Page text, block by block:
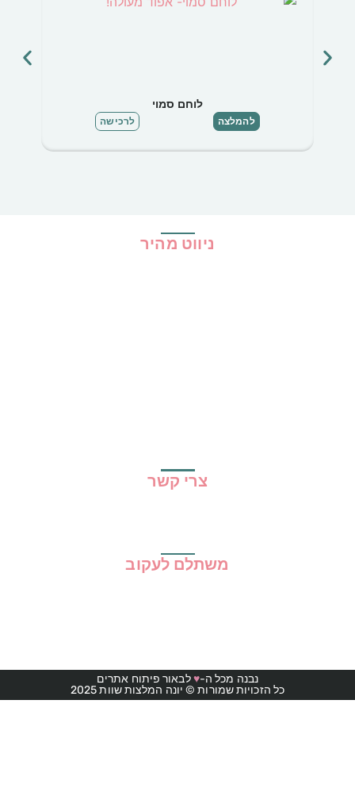
לוחם סמוי
להמלצה לרכישה
ניווט מהיר
צרי קשר
משתלם לעקוב
נבנה מכל ה-♥לבאור פיתוח אתרים
כל הזכויות שמורות © יונה המלצות שוות 2025